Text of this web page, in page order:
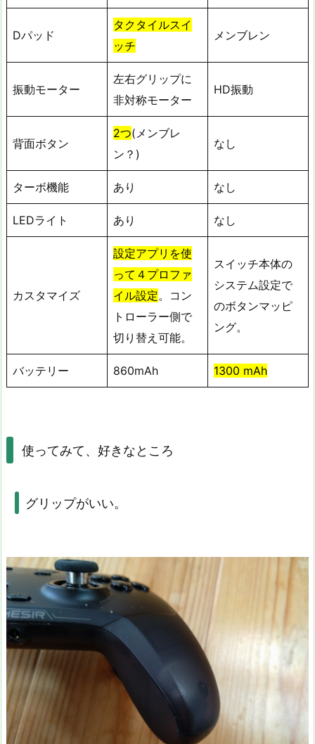
Dパッド
タクタイルスイ
ッチ
メンブレン
振動モーター
左右グリップに
非対称モーター
HD振動
背面ボタン
2つ(メンブレ
ン？)
なし
ターボ機能 あり なし
LEDライト あり なし
カスタマイズ
設定アプリを使
って４プロファ
イル設定。コン
トローラー側で
切り替え可能。
スイッチ本体の
システム設定で
のボタンマッピ
ング。
バッテリー 860mAh 1300 mAh
使ってみて、好きなところ
グリップがいい。